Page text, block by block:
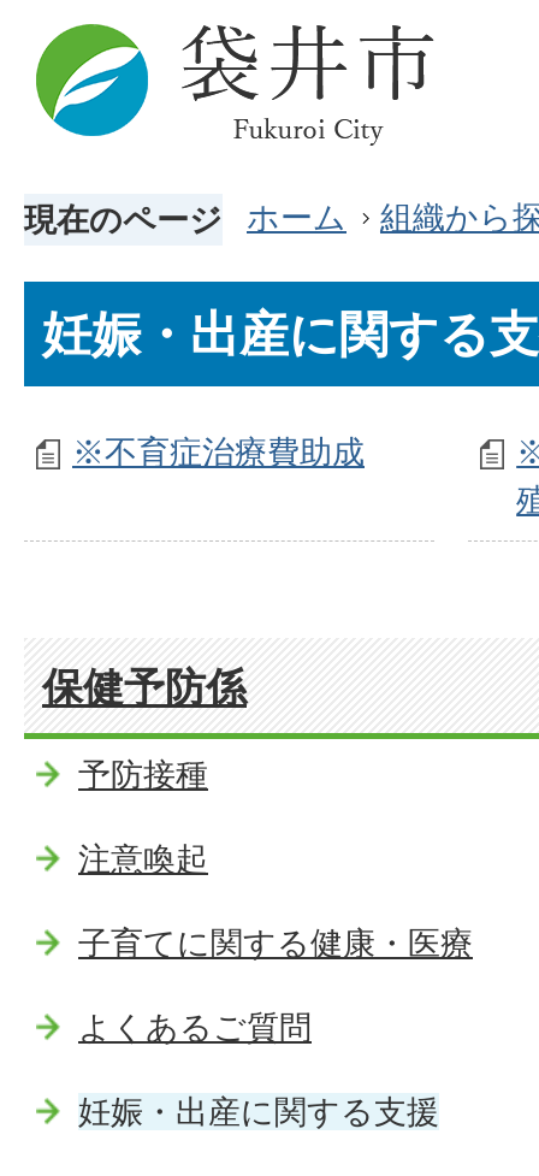
現在のページ ホーム 組織から
妊娠・出産に関する
※不育症治療費助成
保健予防係
予防接種
注意喚起
子育てに関する健康・医療
よくあるご質問
妊娠・出産に関する支援